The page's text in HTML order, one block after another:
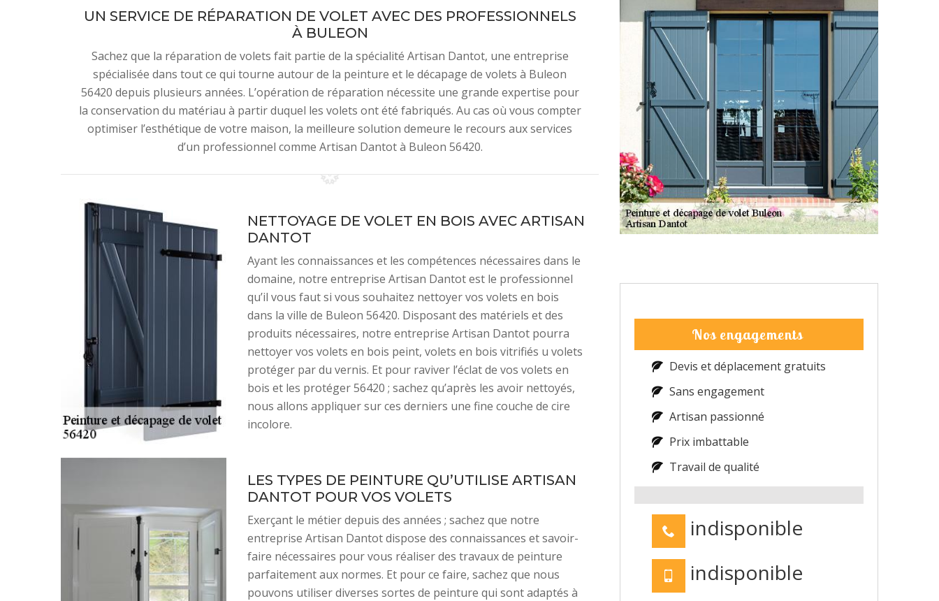
UN SERVICE DE RÉPARATION DE VOLET AVEC DES PROFESSIONNELS
À BULEON
Sachez que la réparation de volets fait partie de la spécialité Artisan Dantot, une entreprise
spécialisée dans tout ce qui tourne autour de la peinture et le décapage de volets à Buleon
56420 depuis plusieurs années. L’opération de réparation nécessite une grande expertise pour
la conservation du matériau à partir duquel les volets ont été fabriqués. Au cas où vous compter
optimiser l’esthétique de votre maison, la meilleure solution demeure le recours aux services
d’un professionnel comme Artisan Dantot à Buleon 56420.
NETTOYAGE DE VOLET EN BOIS AVEC ARTISAN
DANTOT
Ayant les connaissances et les compétences nécessaires dans le
domaine, notre entreprise Artisan Dantot est le professionnel
qu’il vous faut si vous souhaitez nettoyer vos volets en bois
dans la ville de Buleon 56420. Disposant des matériels et des
produits nécessaires, notre entreprise Artisan Dantot pourra
nettoyer vos volets en bois peint, volets en bois vitrifiés u volets
protéger par du vernis. Et pour raviver l’éclat de vos volets en
bois et les protéger 56420 ; sachez qu’après les avoir nettoyés,
nous allons appliquer sur ces derniers une fine couche de cire
incolore.
LES TYPES DE PEINTURE QU’UTILISE ARTISAN
DANTOT POUR VOS VOLETS
Exerçant le métier depuis des années ; sachez que notre
entreprise Artisan Dantot dispose des connaissances et savoir-
faire nécessaires pour vous réaliser des travaux de peinture
parfaitement aux normes. Et pour ce faire, sachez que nous
pouvons utiliser diverses sortes de peinture qui sont adaptés à
Nos engagements
Devis et déplacement gratuits
Sans engagement
Artisan passionné
Prix imbattable
Travail de qualité
indisponible
indisponible